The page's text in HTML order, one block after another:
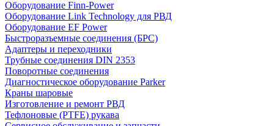
Оборудование Finn-Power
Оборудование Link Technology для РВД
Оборудование EF Power
Быстроразъемные соединения (БРС)
Адаптеры и переходники
Трубные соединения DIN 2353
Поворотные соединения
Диагностическое оборудование Parker
Краны шаровые
Изготовление и ремонт РВД
Тефлоновые (PTFE) рукава